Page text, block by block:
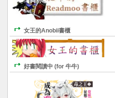
女王的Anobii書櫃
好書閱讀中 (for 牛牛)